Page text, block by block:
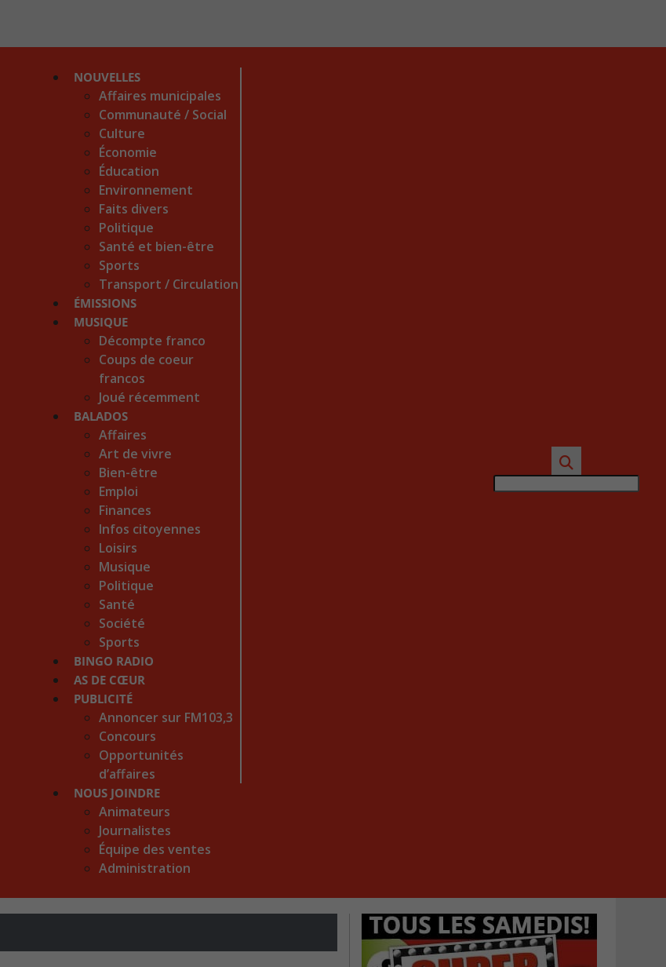
NOUVELLES
Affaires municipales
Communauté / Social
Culture
Économie
Éducation
Environnement
Faits divers
Politique
Santé et bien-être
Sports
Transport / Circulation
ÉMISSIONS
MUSIQUE
Décompte franco
Coups de coeur
francos
Joué récemment
BALADOS
Affaires
Art de vivre
Bien-être
Emploi
Finances
Infos citoyennes
Loisirs
Musique
Politique
Santé
Société
Sports
BINGO RADIO
AS DE CŒUR
PUBLICITÉ
Annoncer sur FM103,3
Concours
Opportunités
d’affaires
NOUS JOINDRE
Animateurs
Journalistes
Équipe des ventes
Administration